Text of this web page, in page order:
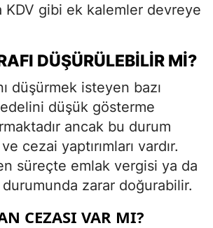
KDV gibi ek kalemler devreye
DÜŞÜRÜLEBILIR MI?
düşürmek isteyen bazı
düşük gösterme
ancak bu durum
cezai yaptırımları vardır.
süreçte emlak vergisi ya da
zarar doğurabilir.
CEZASI VAR MI?